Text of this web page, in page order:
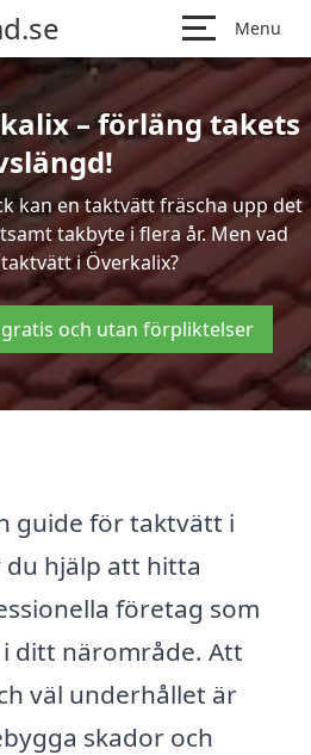
Menu
– förläng takets
kan en taktvätt fräscha upp det
takbyte i flera år. Men vad
i Överkalix?
och utan förpliktelser
guide för taktvätt i
du hjälp att hitta
företag som
ditt närområde. Att
väl underhållet är
skador och